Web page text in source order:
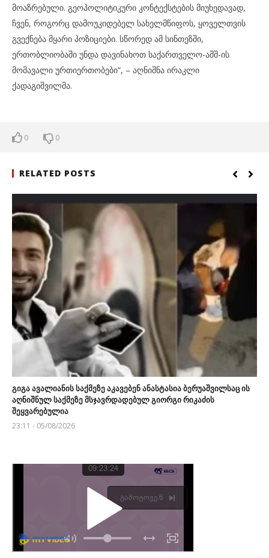
მოაზრებული. გეოპოლიტიკური კონტექსტების მიუხედავად,
ჩვენ, როგორც დამოუკიდებელ სახელმწიფოს, ყოველთვის
გვექნება მყარი პოზიციები. სწორედ ამ სინთეზში,
ერთობლიობაში უნდა დავინახოთ საქართველო-აშშ-ის
მომავალი ურთიერთობები“, – აღნიშნა ირაკლი
ქადაგიშვილმა.
0 0
RELATED POSTS
გიგა ავალიანის საქმეზე აკავებენ ანასტასია ბერუაშვილსაც ის
აღნიშნულ საქმეზე მსჯავრდადებულ გიორგი რიკაძის
შეყვარებულია
23:11 - 05/08/2026